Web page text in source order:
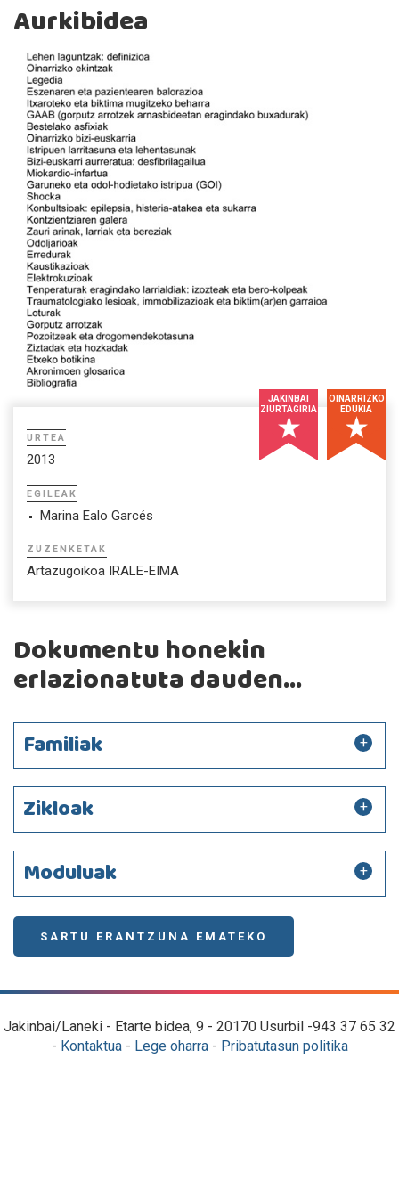
Aurkibidea
JAKINBAI
ZIURTAGIRIA
OINARRIZKO
EDUKIA
URTEA
2013
EGILEAK
Marina Ealo Garcés
ZUZENKETAK
Artazugoikoa IRALE-EIMA
Dokumentu honekin
erlazionatuta dauden...
Familiak
Zikloak
Moduluak
SARTU ERANTZUNA EMATEKO
Jakinbai/Laneki - Etarte bidea, 9 - 20170 Usurbil -943 37 65 32
- Kontaktua- Lege oharra- Pribatutasun politika